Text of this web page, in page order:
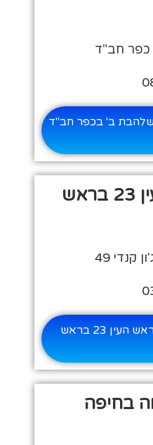
חב"ד
ב' בכפר חב"ד
גן ילדים ראש העין 23 בראש
49
לכל המידע על גן ילדים ראש העין 23 בראש
בחיפה